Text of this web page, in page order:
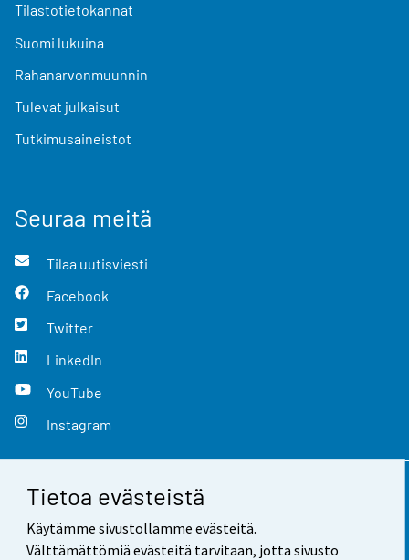
Tietoa evästeistä
Käytämme sivustollamme evästeitä.
Välttämättömiä evästeitä tarvitaan, jotta sivusto
Tilastotietokannat
Suomi lukuina
Rahanarvonmuunnin
Tulevat julkaisut
Tutkimusaineistot
Seuraa meitä
Tilaa uutisviesti
Facebook
Twitter
LinkedIn
YouTube
Instagram
Yhteystiedot
Palaute